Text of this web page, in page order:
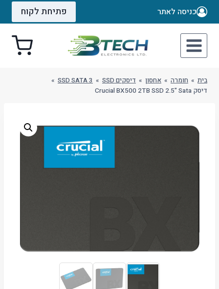
Skip
כניסה לאתר פתיחת לקוח
בית » חומרה » אחסון » דיסקים SSD »
SSD SATA 3
»
דיסק Crucial BX500 2TB SSD 2.5" Sata